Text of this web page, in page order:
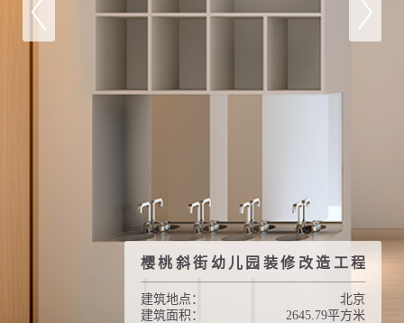
樱桃斜街幼儿园装修改造工程
建筑地点：
北京
建筑面积：
2645.79平方米